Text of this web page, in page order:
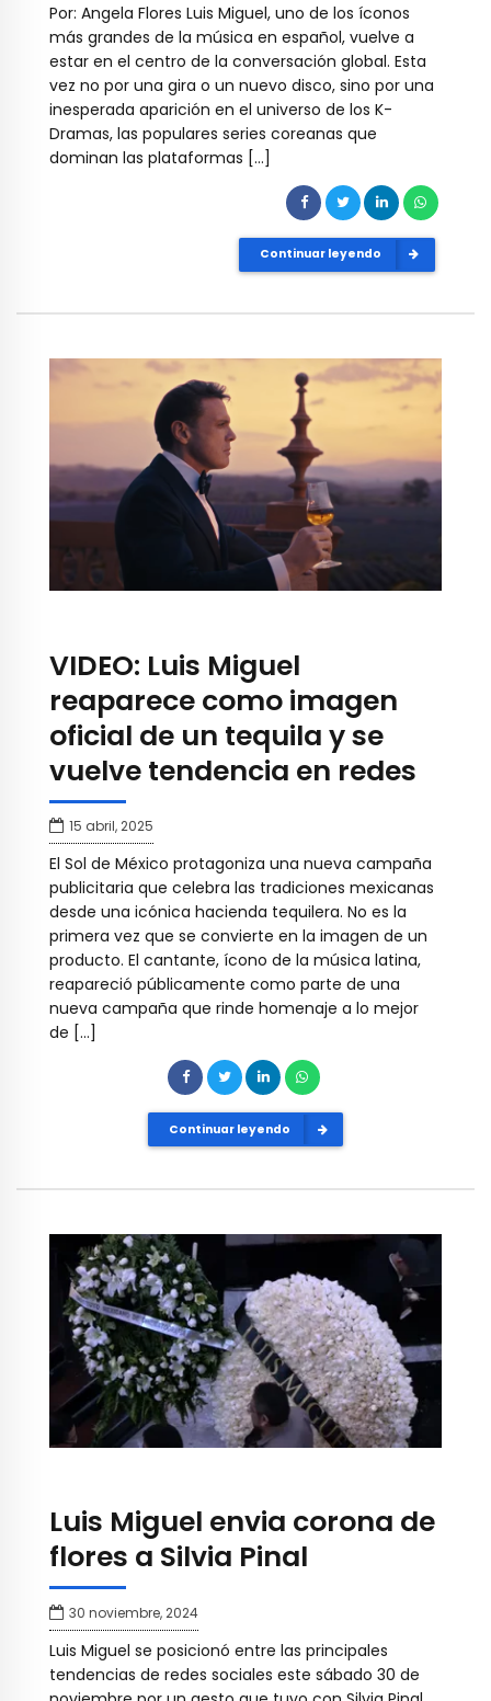
Por: Angela Flores Luis Miguel, uno de los íconos
más grandes de la música en español, vuelve a
estar en el centro de la conversación global. Esta
vez no por una gira o un nuevo disco, sino por una
inesperada aparición en el universo de los K-
Dramas, las populares series coreanas que
dominan las plataformas […]
Continuar leyendo
VIDEO: Luis Miguel
reaparece como imagen
oficial de un tequila y se
vuelve tendencia en redes
15 abril, 2025
El Sol de México protagoniza una nueva campaña
publicitaria que celebra las tradiciones mexicanas
desde una icónica hacienda tequilera. No es la
primera vez que se convierte en la imagen de un
producto. El cantante, ícono de la música latina,
reapareció públicamente como parte de una
nueva campaña que rinde homenaje a lo mejor
de […]
Continuar leyendo
Luis Miguel envia corona de
flores a Silvia Pinal
30 noviembre, 2024
Luis Miguel se posicionó entre las principales
tendencias de redes sociales este sábado 30 de